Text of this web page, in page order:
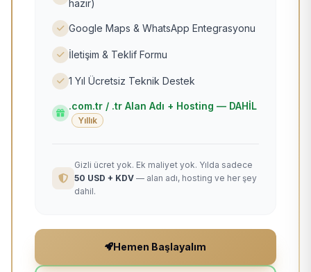
hazır)
Google Maps & WhatsApp Entegrasyonu
İletişim & Teklif Formu
1 Yıl Ücretsiz Teknik Destek
.com.tr / .tr Alan Adı + Hosting — DAHİL
Yıllık
Gizli ücret yok. Ek maliyet yok. Yılda sadece
50 USD + KDV — alan adı, hosting ve her şey
dahil.
Hemen Başlayalım